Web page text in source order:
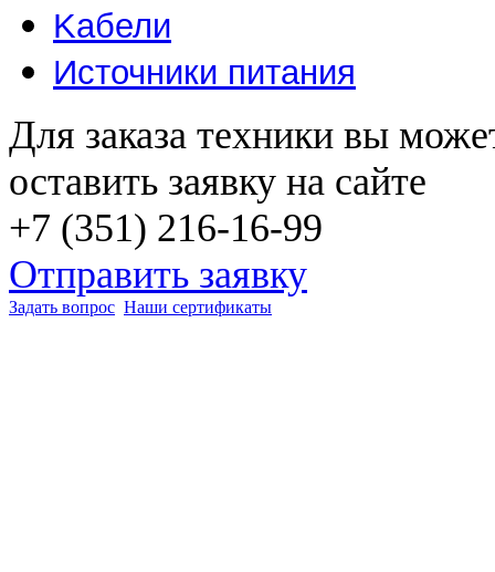
Kабели
Источники питания
Для заказа техники вы
оставить заявку на сайте
+7 (351) 216-16-99
Отправить заявку
Задать вопрос Наши сертификаты